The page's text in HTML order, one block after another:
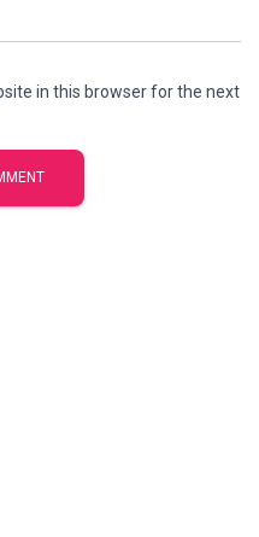
in this browser for the next